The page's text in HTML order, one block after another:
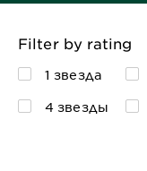
Filter by rating
1 звезда
4 звезды